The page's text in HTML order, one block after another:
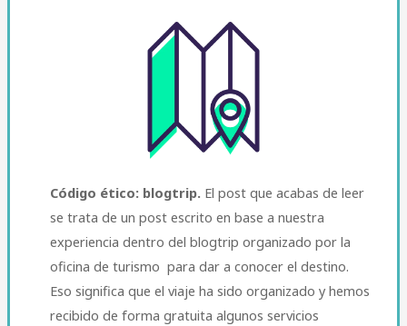
Código ético: blogtrip. El post que acabas de leer
se trata de un post escrito en base a nuestra
experiencia dentro del blogtrip organizado por la
oficina de turismo para dar a conocer el destino.
Eso significa que el viaje ha sido organizado y hemos
recibido de forma gratuita algunos servicios